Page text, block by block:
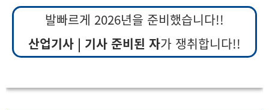
발빠르게 2026년을 준비했습니다!!
산업기사 | 기사 준비된 자가 쟁취합니다!!